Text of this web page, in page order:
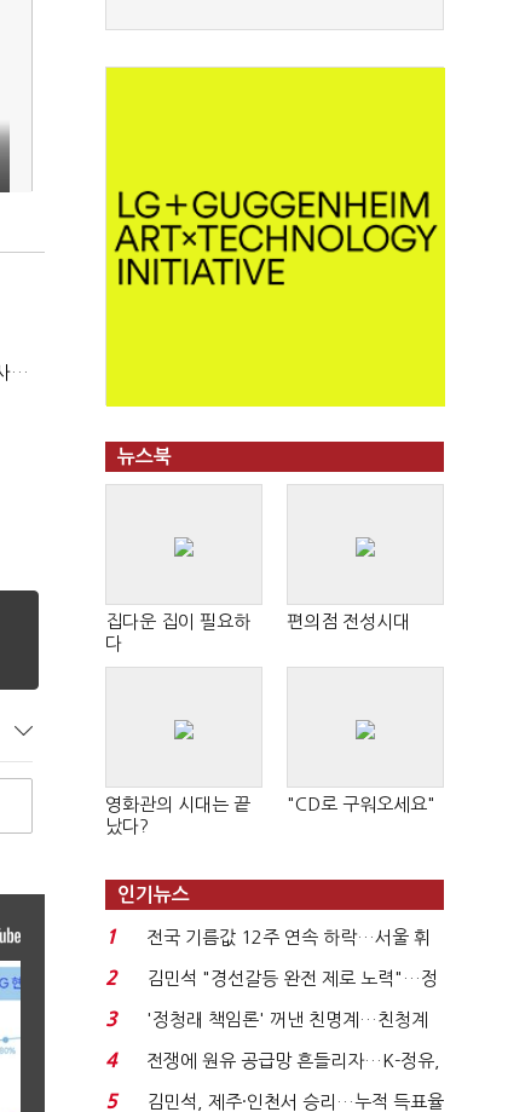
현대지에프홀딩스, 2분기 영업익 15.6%↑…500억 규모 자사주 매입
뉴스북
집다운 집이 필요하
다
편의점 전성시대
영화관의 시대는 끝
났다?
"CD로 구워오세요"
인기뉴스
1
전국 기름값 12주 연속 하락…서울 휘
발윳값 1909원...
2
김민석 "경선갈등 완전 제로 노력"…정
청래 "반명 공세 사...
3
'정청래 책임론' 꺼낸 친명계…친청계
는 추가투표 때리기...
4
전쟁에 원유 공급망 흔들리자…K-정유,
에너지안보 핵심...
5
김민석, 제주·인천서 승리…누적 득표율